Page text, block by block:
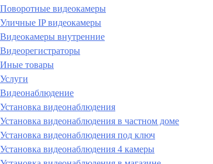
Поворотные видеокамеры
Уличные IP видеокамеры
Видеокамеры внутренние
Видеорегистраторы
Иные товары
Услуги
Видеонаблюдение
Установка видеонаблюдения
Установка видеонаблюдения в частном доме
Установка видеонаблюдения под ключ
Установка видеонаблюдения 4 камеры